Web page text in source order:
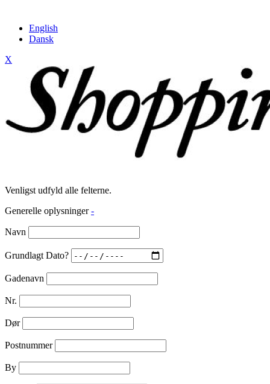
English
Dansk
X
Venligst udfyld alle felterne.
Generelle oplysninger -
Navn
Grundlagt Dato?
Gadenavn
Nr.
Dør
Postnummer
By